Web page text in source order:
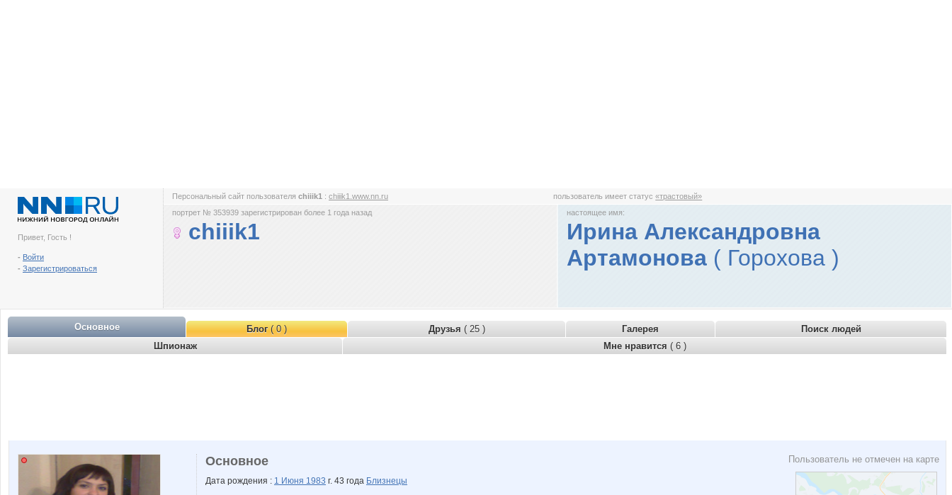
Привет, Гость !
- Войти
- Зарегистрироваться
Персональный сайт пользователя chiiik1 : chiiik1.www.nn.ru пользователь имеет статус«трастовый»
портрет № 353939 зарегистрирован более 1 года назад
chiiik1
настоящее имя:
Ирина Александровна
Артамонова ( Горохова )
Основное Блог( 0 ) Друзья ( 25 ) Галерея
Поиск людей
Шпионаж
Мне нравится ( 6 )
Пользователь не отмечен на карте
Основное
Дата рождения : 1 Июня 1983 г. 43 года Близнецы